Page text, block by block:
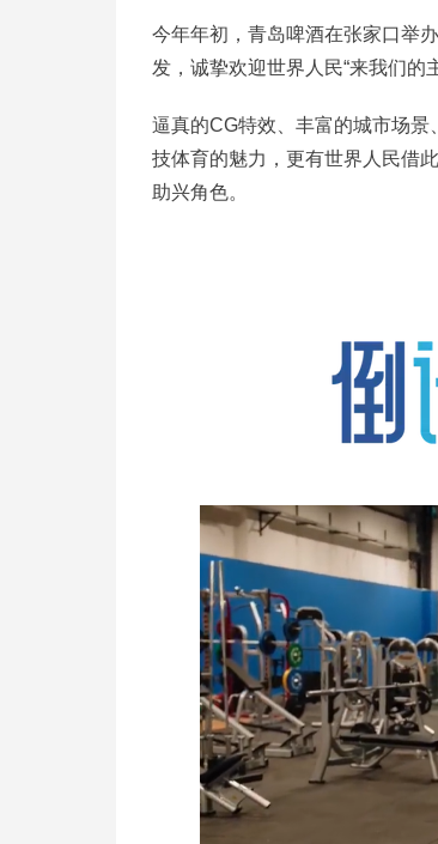
今年年初，青岛啤酒在张家口举
发，诚挚欢迎世界人民“来我们的
逼真的CG特效、丰富的城市场
技体育的魅力，更有世界人民借
助兴角色。